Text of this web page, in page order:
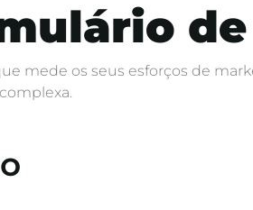
mede os seus esforços de